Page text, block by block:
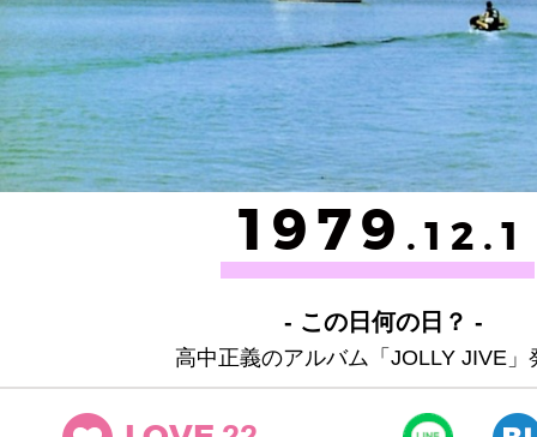
1979 .12.1
- この日何の日？ -
高中正義のアルバム「JOLLY JIVE」